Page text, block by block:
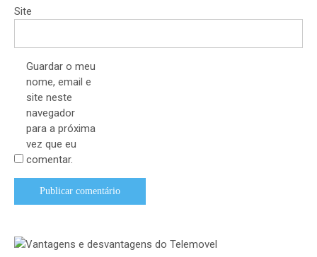
Site
Guardar o meu
nome, email e
site neste
navegador
para a próxima
vez que eu
comentar.